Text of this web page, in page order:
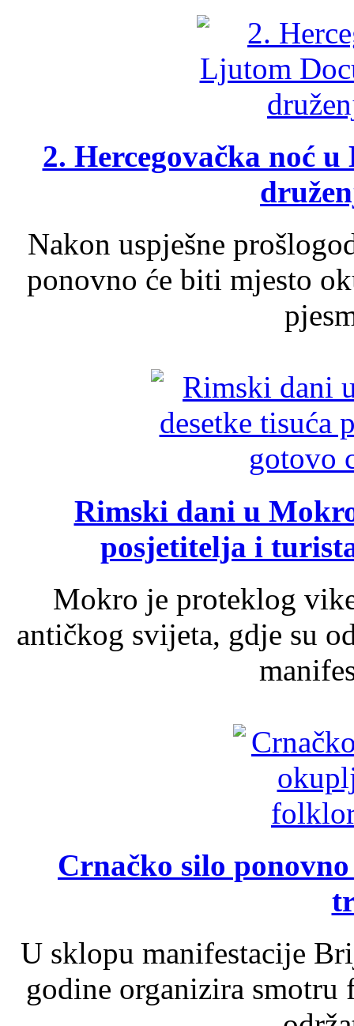
2. Hercegovačka noć
Nakon uspješne
ponovno će biti mjesto
Rimski dani u
posjetitelja i
Mokro je proteklog
antičkog svijeta, gdje su
Crnačko silo
U sklopu manifestacije
godine organizira